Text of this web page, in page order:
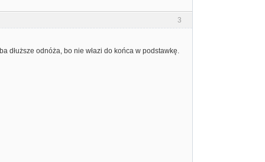
3
dłuższe odnóża, bo nie włazi do końca w podstawkę.